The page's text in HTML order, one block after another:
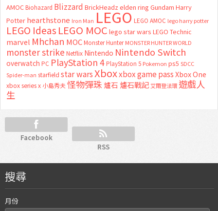
AMOC Biohazard Blizzard BrickHeadz elden ring Gundam Harry
Potter hearthstone Iron Man LEGO LEGO AMOC lego harry potter
LEGO Ideas LEGO MOC lego star wars LEGO Technic
marvel Mhchan MOC Monster Hunter MONSTER HUNTER WORLD
monster strike Netflix Nintendo Nintendo Switch
overwatch PC PlayStation 4 PlayStation 5 Pokemon ps5 SDCC
Spider-man starfield star warsXboxxbox game passXbox One
xbox series x 小島秀夫怪物彈珠 爐石 爐石戰記艾爾登法環 遊戲人
生
Facebook
RSS
搜尋
月份